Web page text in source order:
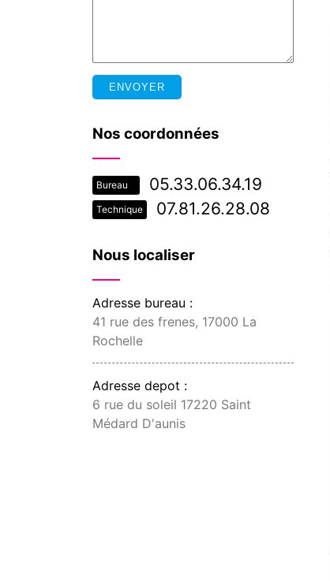
Nos coordonnées
Bureau 05.33.06.34.19
Technique 07.81.26.28.08
Nous localiser
Adresse bureau :
41 rue des frenes, 17000 La
Rochelle
Adresse depot :
6 rue du soleil 17220 Saint
Médard D'aunis